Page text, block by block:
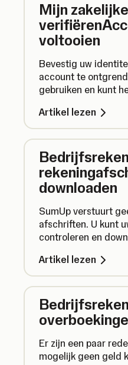
Mijn
voltooien
Bevestig uw
account te
gebruiken en kunt
Artikel lezen
downloaden
SumUp verstuurt
afschriften. U kunt
controleren en
spaart papier (en dus
Artikel lezen
Er zijn een paar
mogelijk geen geld